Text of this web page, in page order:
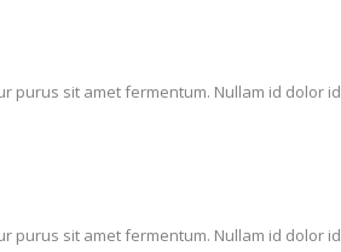
purus sit amet fermentum. Nullam id dolor id
purus sit amet fermentum. Nullam id dolor id